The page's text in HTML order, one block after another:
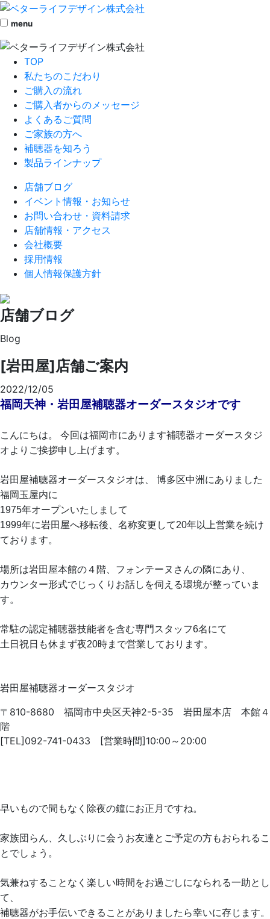
menu
TOP
私たちのこだわり
ご購入の流れ
ご購入者からのメッセージ
よくあるご質問
ご家族の方へ
補聴器を知ろう
製品ラインナップ
店舗ブログ
イベント情報・お知らせ
お問い合わせ・資料請求
店舗情報・アクセス
会社概要
採用情報
個人情報保護方針
店舗ブログ
Blog
[岩田屋]店舗ご案内
2022/12/05
福岡天神・岩田屋補聴器オーダースタジオです
こんにちは。 今回は福岡市にあります補聴器オーダースタジ
オよりご挨拶申し上げます。
岩田屋補聴器オーダースタジオは、 博多区中洲にありました
福岡玉屋内に
1975年オープンいたしまして
1999年に岩田屋へ移転後、名称変更して20年以上営業を続け
ております。
場所は岩田屋本館の４階、フォンテーヌさんの隣にあり、
カウンター形式でじっくりお話しを伺える環境が整っていま
す。
常駐の認定補聴器技能者を含む専門スタッフ6名にて
土日祝日も休まず夜20時まで営業しております。
岩田屋補聴器オーダースタジオ
〒810-8680 福岡市中央区天神2-5-35 岩田屋本店 本館４
階
[TEL]092-741-0433 [営業時間]10:00～20:00
早いもので間もなく除夜の鐘にお正月ですね。
家族団らん、久しぶりに会うお友達とご予定の方もおられるこ
とでしょう。
気兼ねすることなく楽しい時間をお過ごしになられる一助とし
て、
補聴器がお手伝いできることがありましたら幸いに存じます。